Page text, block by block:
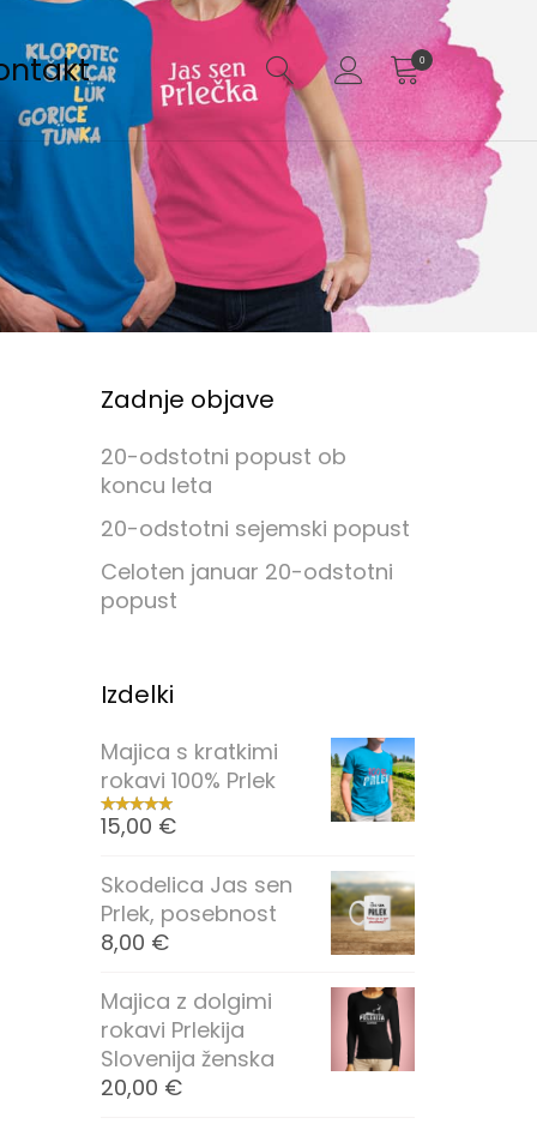
0
Zadnje objave
20-odstotni popust ob
koncu leta
20-odstotni sejemski popust
Celoten januar 20-odstotni
popust
Izdelki
Majica s kratkimi
rokavi 100% Prlek
15,00 €
Skodelica Jas sen
Prlek, posebnost
8,00 €
Majica z dolgimi
rokavi Prlekija
Slovenija ženska
20,00 €